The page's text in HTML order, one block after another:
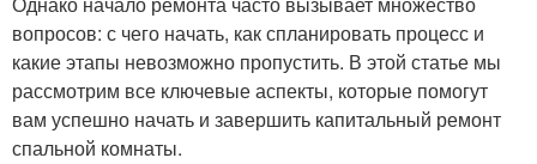
вопросов: с чего начать, как спланировать процесс и
какие этапы невозможно пропустить. В этой статье мы
рассмотрим все ключевые аспекты, которые помогут
вам успешно начать и завершить капитальный ремонт
спальной комнаты.